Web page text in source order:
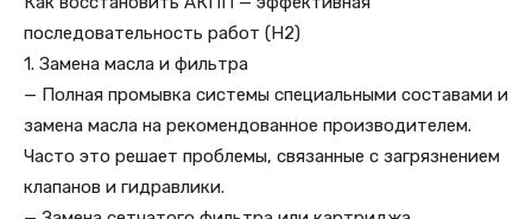
последовательность работ (H2)
1. Замена масла и фильтра
— Полная промывка системы специальными составами и
замена масла на рекомендованное производителем.
Часто это решает проблемы, связанные с загрязнением
клапанов и гидравлики.